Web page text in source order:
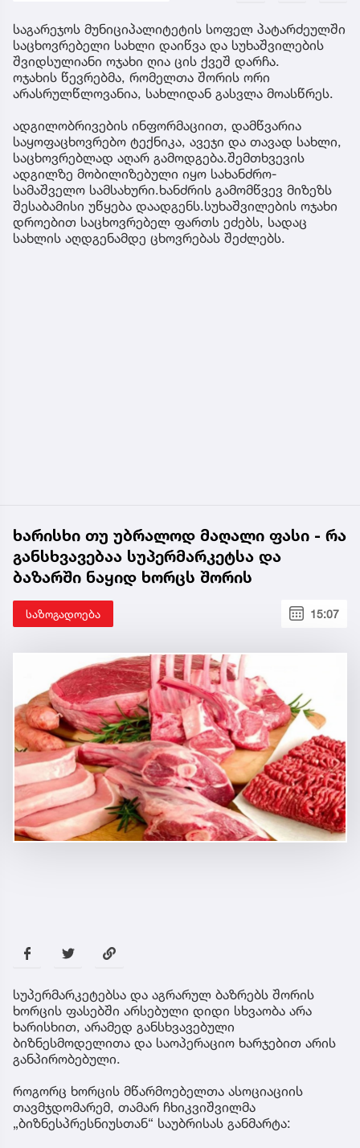
საგარეჯოს მუნიციპალიტეტის სოფელ პატარძეულში
საცხოვრებელი სახლი დაიწვა და სუხაშვილების
შვიდსულიანი ოჯახი ღია ცის ქვეშ დარჩა.
ოჯახის წევრებმა, რომელთა შორის ორი
არასრულწლოვანია, სახლიდან გასვლა მოასწრეს.
ადგილობრივების ინფორმაციით, დამწვარია
საყოფაცხოვრებო ტექნიკა, ავეჯი და თავად სახლი,
საცხოვრებლად აღარ გამოდგება.შემთხვევის
ადგილზე მობილიზებული იყო სახანძრო-
სამაშველო სამსახური.ხანძრის გამომწვევ მიზეზს
შესაბამისი უწყება დაადგენს.სუხაშვილების ოჯახი
დროებით საცხოვრებელ ფართს ეძებს, სადაც
სახლის აღდგენამდე ცხოვრებას შეძლებს.
ხარისხი თუ უბრალოდ მაღალი ფასი - რა
განსხვავებაა სუპერმარკეტსა და
ბაზარში ნაყიდ ხორცს შორის
საზოგადოება 15:07
სუპერმარკეტებსა და აგრარულ ბაზრებს შორის
ხორცის ფასებში არსებული დიდი სხვაობა არა
ხარისხით, არამედ განსხვავებული
ბიზნესმოდელითა და საოპერაციო ხარჯებით არის
განპირობებული.
როგორც ხორცის მწარმოებელთა ასოციაციის
თავმჯდომარემ, თამარ ჩხიკვიშვილმა
„ბიზნესპრესნიუსთან“ საუბრისას განმარტა: